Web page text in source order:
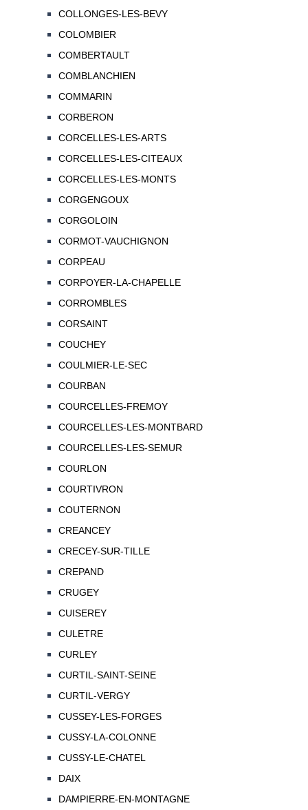
COLLONGES-LES-BEVY
COLOMBIER
COMBERTAULT
COMBLANCHIEN
COMMARIN
CORBERON
CORCELLES-LES-ARTS
CORCELLES-LES-CITEAUX
CORCELLES-LES-MONTS
CORGENGOUX
CORGOLOIN
CORMOT-VAUCHIGNON
CORPEAU
CORPOYER-LA-CHAPELLE
CORROMBLES
CORSAINT
COUCHEY
COULMIER-LE-SEC
COURBAN
COURCELLES-FREMOY
COURCELLES-LES-MONTBARD
COURCELLES-LES-SEMUR
COURLON
COURTIVRON
COUTERNON
CREANCEY
CRECEY-SUR-TILLE
CREPAND
CRUGEY
CUISEREY
CULETRE
CURLEY
CURTIL-SAINT-SEINE
CURTIL-VERGY
CUSSEY-LES-FORGES
CUSSY-LA-COLONNE
CUSSY-LE-CHATEL
DAIX
DAMPIERRE-EN-MONTAGNE